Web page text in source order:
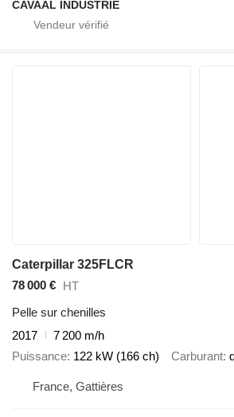
CAVAAL INDUSTRIE
Caterpillar 325FLCR
78 000 € HT
Pelle sur chenilles
2017
7 200 m/h
Puissance 122 kW (166 ch) Carburant
France, Gattières